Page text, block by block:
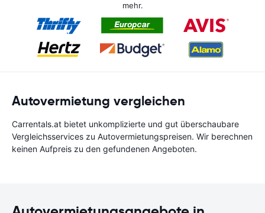
mehr.
Autovermietung vergleichen
Carrentals.at bietet unkomplizierte und gut überschaubare
Vergleichsservices zu Autovermietungspreisen. Wir berechnen
keinen Aufpreis zu den gefundenen Angeboten.